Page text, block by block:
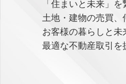
「住まいと未来」
土地・建物の売買、
お客様の暮らしと
最適な不動産取引を